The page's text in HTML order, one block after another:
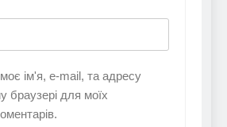
ім'я, e-mail, та адресу
браузері для моїх